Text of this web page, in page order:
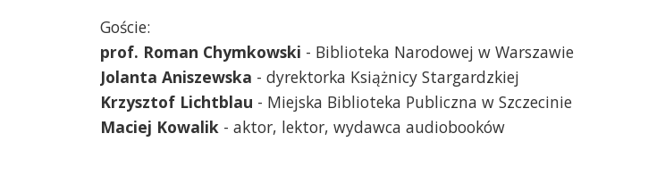
Goście:
prof. Roman Chymkowski - Biblioteka Narodowej w Warszawie
Jolanta Aniszewska - dyrektorka Książnicy Stargardzkiej
Krzysztof Lichtblau - Miejska Biblioteka Publiczna w Szczecinie
Maciej Kowalik - aktor, lektor, wydawca audiobooków